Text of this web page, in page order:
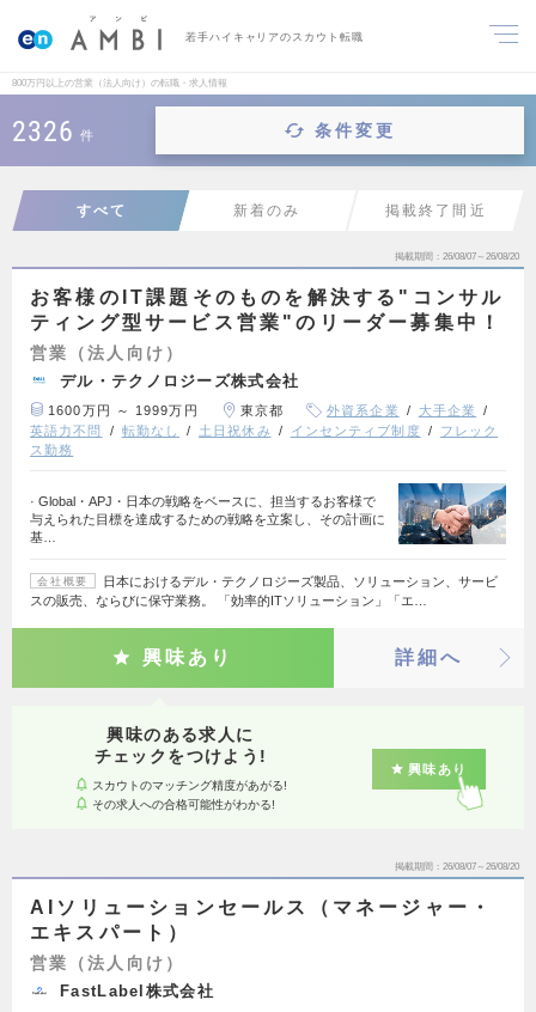
若手ハイキャリアのスカウト転職
800万円以上の営業（法人向け）の転職・求人情報
2326 件 条件変更
すべて 新着のみ 掲載終了間近
掲載期間 26/08/07～26/08/20
お客様のIT課題そのものを解決する"コンサル
ティング型サービス営業"のリーダー募集中！
営業（法人向け）
デル・テクノロジーズ株式会社
1600万円 ～ 1999万円 東京都 外資系企業
大手企業
英語力不問
転勤なし 土日祝休み インセンティブ制度
フレック
ス勤務
· Global・APJ・日本の戦略をベースに、担当するお客様で
与えられた目標を達成するための戦略を立案し、その計画に
基…
会社概要
日本におけるデル・テクノロジーズ製品、ソリューション、サービ
スの販売、ならびに保守業務。 「効率的ITソリューション」「エ…
興味あり 詳細へ
興味のある求人に
チェックをつけよう!
スカウトのマッチング精度があがる!
その求人への合格可能性がわかる!
興味あり
掲載期間 26/08/07～26/08/20
AIソリューションセールス（マネージャー・
エキスパート）
営業（法人向け）
FastLabel株式会社